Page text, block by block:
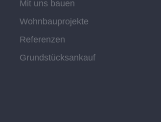
Mit uns bauen
Wohnbauprojekte
Referenzen
Grundstücksankauf